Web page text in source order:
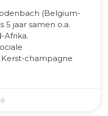
(Belgium-
jaar samen o.a.
Afrika.
champagne